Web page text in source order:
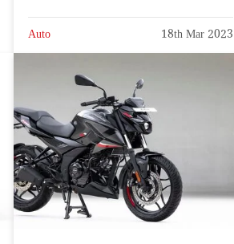
Auto 18th Mar 2023